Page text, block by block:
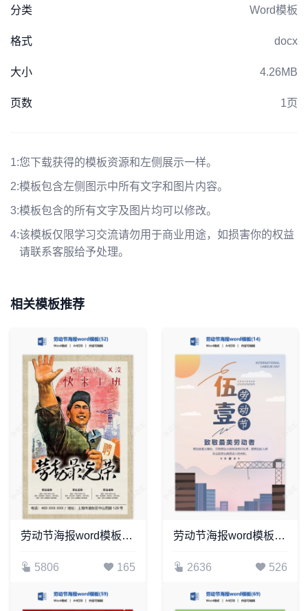
分类 Word模板
格式 docx
大小 4.26MB
页数 1页
1:您下载获得的模板资源和左侧展示一样。
2:模板包含左侧图示中所有文字和图片内容。
3:模板包含的所有文字及图片均可以修改。
4:该模板仅限学习交流请勿用于商业用途，如损害你的权益
请联系客服给予处理。
相关模板推荐
劳动节海报word模板(52)
5806 165
劳动节海报word模板(14)
2636 526